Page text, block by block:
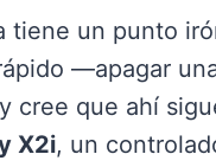
tiene un punto
—apagar
cree que ahí
X2i, un